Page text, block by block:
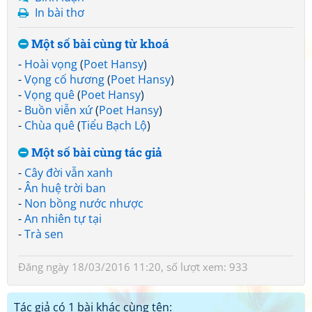
In bài thơ
Một số bài cùng từ khoá
- Hoài vọng(Poet Hansy)
-Vọng cố hương(Poet Hansy)
-Vọng quê(Poet Hansy)
- Buồn viễn xứ(Poet Hansy)
- Chùa quê(Tiểu Bạch Lộ)
Một số bài cùng tác giả
- Cây đời vẫn xanh
-Ân huệ trời ban
- Non bồng nước nhược
-An nhiên tự tại
-Trà sen
Đăng ngày 18/03/2016 11:20, số lượt xem: 933
Tác giả có 1 bài khác cùng tên: